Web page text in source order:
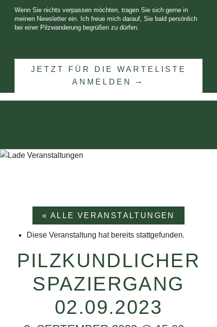
Wenn Sie nichts verpassen möchten, tragen Sie sich gerne in
meinen Newsletter ein. Ich freue mich darauf, Sie bald persönlich
bei einer Pilzwanderung begrüßen zu dürfen.
JETZT FÜR DIE WARTELISTE
ANMELDEN
« ALLE VERANSTALTUNGEN
Diese Veranstaltung hat bereits stattgefunden.
PILZKUNDLICHER
SPAZIERGANG
02.09.2023